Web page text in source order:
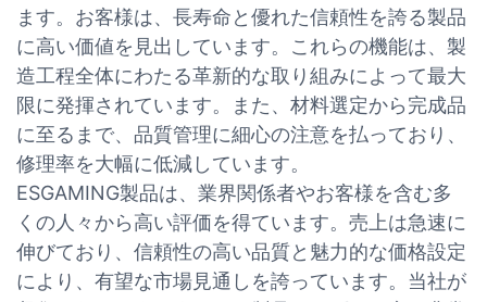
ます。お客様は、長寿命と優れた信頼性を誇る製品
に高い価値を見出しています。これらの機能は、製
造工程全体にわたる革新的な取り組みによって最大
限に発揮されています。また、材料選定から完成品
に至るまで、品質管理に細心の注意を払っており、
修理率を大幅に低減しています。
ESGAMING製品は、業界関係者やお客様を含む多
くの人々から高い評価を得ています。売上は急速に
伸びており、信頼性の高い品質と魅力的な価格設定
により、有望な市場見通しを誇っています。当社が